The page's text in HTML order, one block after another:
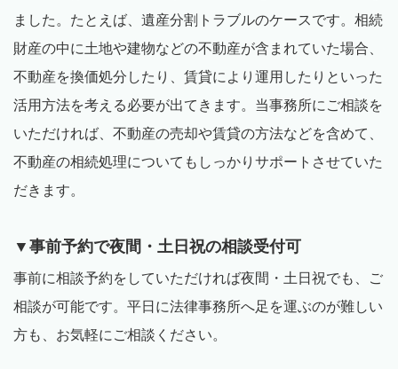
ました。たとえば、遺産分割トラブルのケースです。相続
財産の中に土地や建物などの不動産が含まれていた場合、
不動産を換価処分したり、賃貸により運用したりといった
活用方法を考える必要が出てきます。当事務所にご相談を
いただければ、不動産の売却や賃貸の方法などを含めて、
不動産の相続処理についてもしっかりサポートさせていた
だきます。
▼事前予約で夜間・土日祝の相談受付可
事前に相談予約をしていただければ夜間・土日祝でも、ご
相談が可能です。平日に法律事務所へ足を運ぶのが難しい
方も、お気軽にご相談ください。